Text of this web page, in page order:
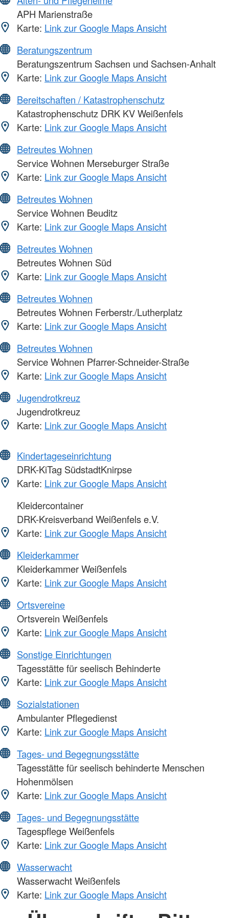
APH Marienstraße
Karte: Link zur Google Maps Ansicht
Beratungszentrum
Beratungszentrum Sachsen und Sachsen-Anhalt
Karte: Link zur Google Maps Ansicht
Bereitschaften / Katastrophenschutz
Katastrophenschutz DRK KV Weißenfels
Karte: Link zur Google Maps Ansicht
Betreutes Wohnen
Service Wohnen Merseburger Straße
Karte: Link zur Google Maps Ansicht
Betreutes Wohnen
Service Wohnen Beuditz
Karte: Link zur Google Maps Ansicht
Betreutes Wohnen
Betreutes Wohnen Süd
Karte: Link zur Google Maps Ansicht
Betreutes Wohnen
Betreutes Wohnen Ferberstr./Lutherplatz
Karte: Link zur Google Maps Ansicht
Betreutes Wohnen
Service Wohnen Pfarrer-Schneider-Straße
Karte: Link zur Google Maps Ansicht
Jugendrotkreuz
Jugendrotkreuz
Karte: Link zur Google Maps Ansicht
Kindertageseinrichtung
DRK-KiTag SüdstadtKnirpse
Karte: Link zur Google Maps Ansicht
Kleidercontainer
DRK-Kreisverband Weißenfels e.V.
Karte: Link zur Google Maps Ansicht
Kleiderkammer
Kleiderkammer Weißenfels
Karte: Link zur Google Maps Ansicht
Ortsvereine
Ortsverein Weißenfels
Karte: Link zur Google Maps Ansicht
Sonstige Einrichtungen
Tagesstätte für seelisch Behinderte
Karte: Link zur Google Maps Ansicht
Sozialstationen
Ambulanter Pflegedienst
Karte: Link zur Google Maps Ansicht
Tages- und Begegnungsstätte
Tagesstätte für seelisch behinderte Menschen
Hohenmölsen
Karte: Link zur Google Maps Ansicht
Tages- und Begegnungsstätte
Tagespflege Weißenfels
Karte: Link zur Google Maps Ansicht
Wasserwacht
Wasserwacht Weißenfels
Karte: Link zur Google Maps Ansicht